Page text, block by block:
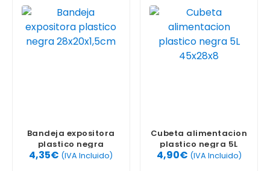
Bandeja expositora
plastico negra
28x20x1,5cm
4,35€ (IVA Incluido)
Cubeta alimentacion
plastico negra 5L
45x28x8
4,90€ (IVA Incluido)